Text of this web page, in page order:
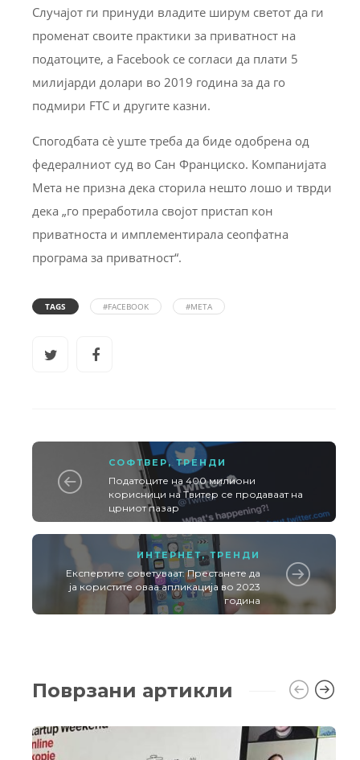
Случајот ги принуди владите ширум светот да ги
променат своите практики за приватност на
податоците, а Facebook се согласи да плати 5
милијарди долари во 2019 година за да го
подмири FTC и другите казни.
Спогодбата сè уште треба да биде одобрена од
федералниот суд во Сан Франциско. Компанијата
Мета не призна дека сторила нешто лошо и тврди
дека „го преработила својот пристап кон
приватноста и имплементирала сеопфатна
програма за приватност“.
TAGS #FACEBOOK #META
СОФТВЕР, ТРЕНДИ
Податоците на 400 милиони
корисници на Твитер се продаваат на
црниот пазар
ИНТЕРНЕТ,ТРЕНДИ
Експертите советуваат: Престанете да
ја користите оваа апликација во 2023
година
Поврзани артикли